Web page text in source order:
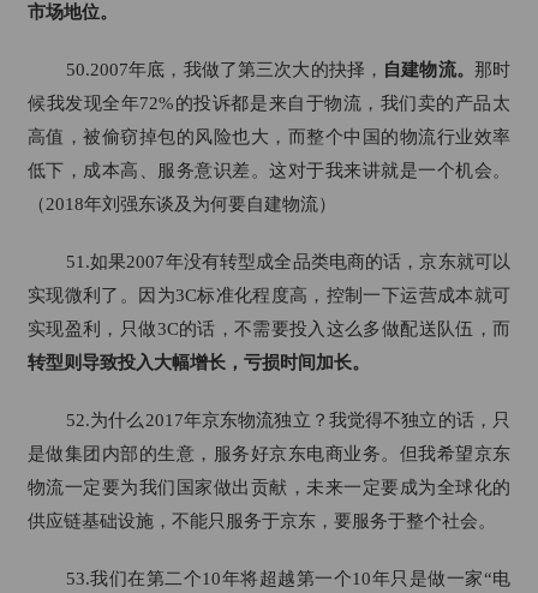
市场地位。
50.2007年底，我做了第三次大的抉择， 自建物流。 那时
候我发现全年72%的投诉都是来自于物流，我们卖的产品太
高值，被偷窃掉包的风险也大，而整个中国的物流行业效率
低下，成本高、服务意识差。这对于我来讲就是一个机会。
（2018年刘强东谈及为何要自建物流）
51.如果2007年没有转型成全品类电商的话，京东就可以
实现微利了。因为3C标准化程度高，控制一下运营成本就可
实现盈利，只做3C的话，不需要投入这么多做配送队伍，而
转型则导致投入大幅增长，亏损时间加长。
52.为什么2017年京东物流独立？我觉得不独立的话，只
是做集团内部的生意，服务好京东电商业务。但我希望京东
物流一定要为我们国家做出贡献，未来一定要成为全球化的
供应链基础设施，不能只服务于京东，要服务于整个社会。
53.我们在第二个10年将超越第一个10年只是做一家“电